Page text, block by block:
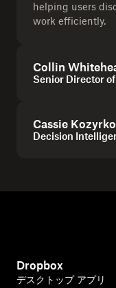
helping users
work efficiently.
Collin
Senior Director
Cassie
Decision
Dropbox
デスクトップ アプリ